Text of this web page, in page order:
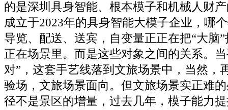
的是深圳具身智能、根本模子和机械人财
成立于2023年的具身智能大模子企业，哪
导览、配送、送宾，自变量正正在把“大脑
正在场景里。而是这些对象之间的关系。
对”，这套手艺线落到文旅场景中，当然，
验场，文旅场景面向。但文旅场景实正难
径不是景区的增量，过去几年，模子能力